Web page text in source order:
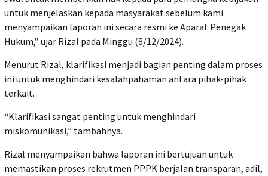
untuk menjelaskan kepada masyarakat sebelum kami
menyampaikan laporan ini secara resmi ke Aparat Penegak
Hukum,” ujar Rizal pada Minggu (8/12/2024).
Menurut Rizal, klarifikasi menjadi bagian penting dalam proses
ini untuk menghindari kesalahpahaman antara pihak-pihak
terkait.
“Klarifikasi sangat penting untuk menghindari
miskomunikasi,” tambahnya.
Rizal menyampaikan bahwa laporan ini bertujuan untuk
memastikan proses rekrutmen PPPK berjalan transparan, adil,